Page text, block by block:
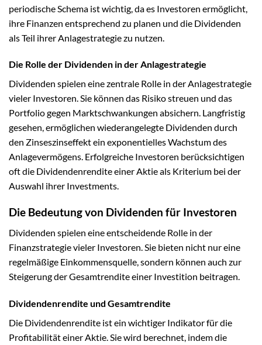
periodische Schema ist wichtig, da es Investoren ermöglicht,
ihre Finanzen entsprechend zu planen und die Dividenden
als Teil ihrer Anlagestrategie zu nutzen.
Die Rolle der Dividenden in der Anlagestrategie
Dividenden spielen eine zentrale Rolle in der Anlagestrategie
vieler Investoren. Sie können das Risiko streuen und das
Portfolio gegen Marktschwankungen absichern. Langfristig
gesehen, ermöglichen wiederangelegte Dividenden durch
den Zinseszinseffekt ein exponentielles Wachstum des
Anlagevermögens. Erfolgreiche Investoren berücksichtigen
oft die Dividendenrendite einer Aktie als Kriterium bei der
Auswahl ihrer Investments.
Die Bedeutung von Dividenden für Investoren
Dividenden spielen eine entscheidende Rolle in der
Finanzstrategie vieler Investoren. Sie bieten nicht nur eine
regelmäßige Einkommensquelle, sondern können auch zur
Steigerung der Gesamtrendite einer Investition beitragen.
Dividendenrendite und Gesamtrendite
Die Dividendenrendite ist ein wichtiger Indikator für die
Profitabilität einer Aktie. Sie wird berechnet, indem die